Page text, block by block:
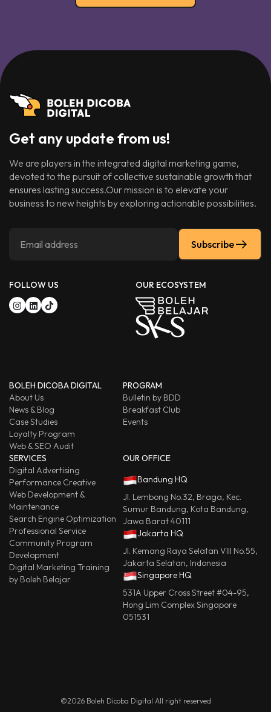
Get any update from us!
We are players in the integrated digital marketing game,
devoted to the pursuit of collective sustainable growth that
ensures lasting success.Our mission is to elevate your
business to new heights by exploring actionable possibilities.
Subscribe
FOLLOW US OUR ECOSYSTEM
BOLEH DICOBA DIGITAL
About Us
News & Blog
Case Studies
Loyalty Program
Web & SEO Audit
PROGRAM
Bulletin by BDD
Breakfast Club
Events
SERVICES
Digital Advertising
Performance Creative
Web Development &
Maintenance
Search Engine Optimization
Professional Service
Community Program
Development
Digital Marketing Training
by Boleh Belajar
OUR OFFICE
Bandung HQ
Jl. Lembong No.32, Braga, Kec.
Sumur Bandung, Kota Bandung,
Jawa Barat 40111
Jakarta HQ
Jl. Kemang Raya Selatan VIII No.55,
Jakarta Selatan, Indonesia
Singapore HQ
531A Upper Cross Street #04-95,
Hong Lim Complex Singapore
051531
©2026 Boleh Dicoba Digital All right reserved